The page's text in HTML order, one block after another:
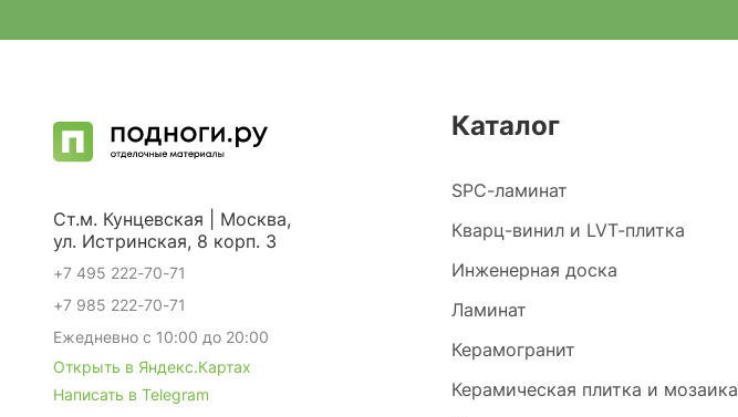
Каталог
SPC-ламинат
Кварц-винил и LVT-плитка
Инженерная доска
Ламинат
Керамогранит
Керамическая плитка и мозаика
Ст.м. Кунцевская | Москва,
ул. Истринская, 8 корп. 3
+7 495 222-70-71
+7 985 222-70-71
Ежедневно с 10:00 до 20:00
Открыть в Яндекс.Картах
Написать в Telegram